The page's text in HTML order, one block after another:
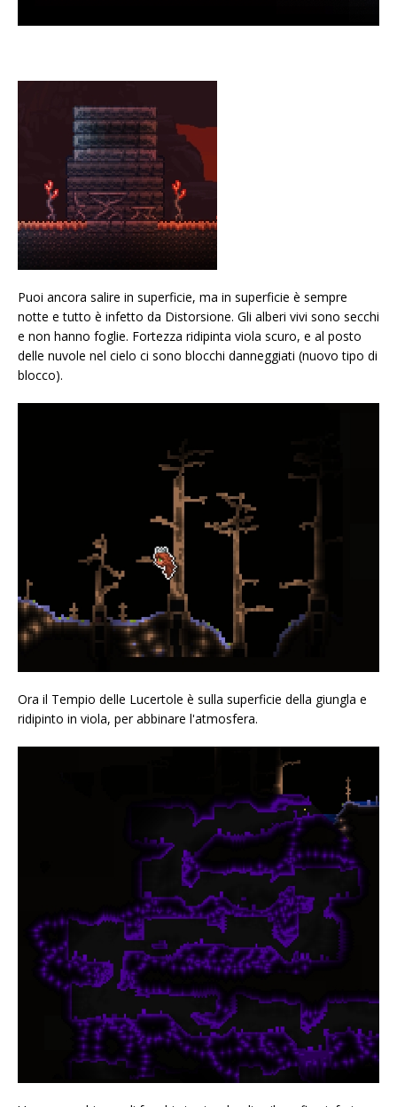
Puoi ancora salire in superficie, ma in superficie è sempre
notte e tutto è infetto da Distorsione. Gli alberi vivi sono secchi
e non hanno foglie. Fortezza ridipinta viola scuro, e al posto
delle nuvole nel cielo ci sono blocchi danneggiati (nuovo tipo di
blocco).
Ora il Tempio delle Lucertole è sulla superficie della giungla e
ridipinto in viola, per abbinare l'atmosfera.